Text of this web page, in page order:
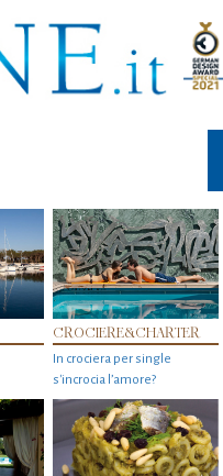
CROCIERE&CHARTER
In crociera per single
s'incrocia l’amore?